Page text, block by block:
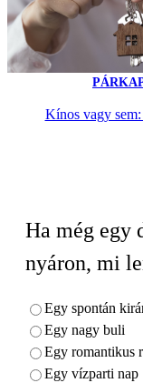
Kínos vagy
Ha még egy
nyáron, mi
Egy spontán
Egy nagy buli
Egy romantikus
Egy vízparti nap